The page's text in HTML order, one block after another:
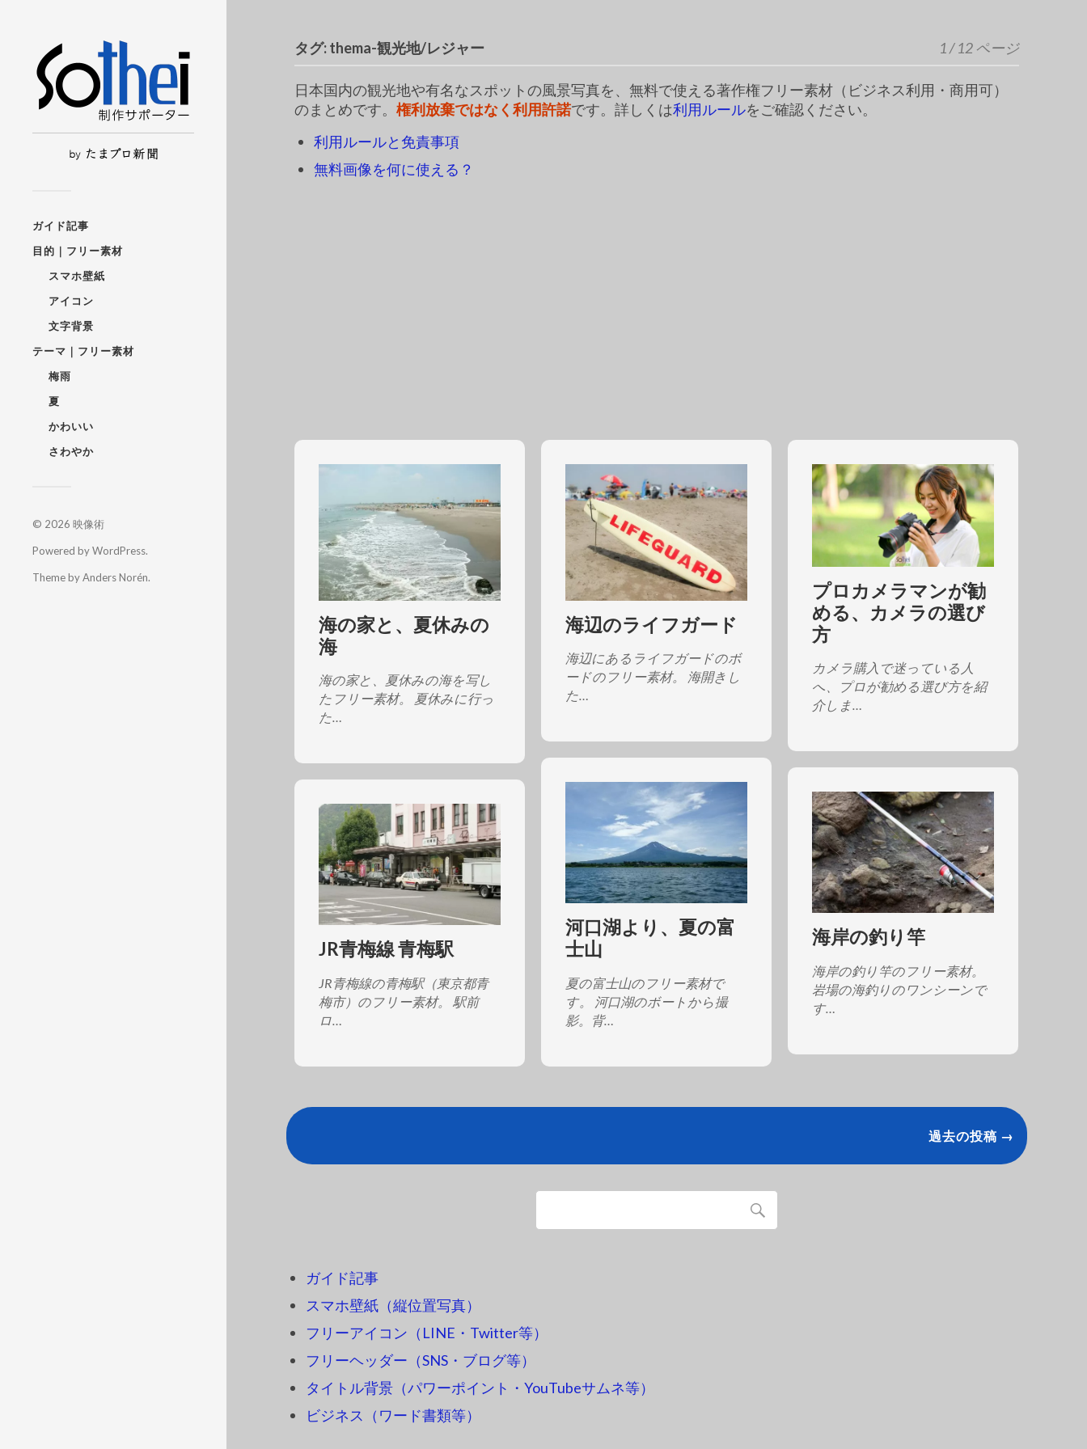
ガイド記事
目的｜フリー素材
スマホ壁紙
アイコン
文字背景
テーマ｜フリー素材
梅雨
夏
かわいい
さわやか
© 2026 映像術
Powered byWordPress.
Theme byAnders Norén.
タグ:thema-観光地/レジャー 1 / 12 ページ
日本国内の観光地や有名なスポットの風景写真を、無料で使える著作権フリー素材（ビジネス利用・商用可）
のまとめです。権利放棄ではなく利用許諾です。詳しくは利用ルールをご確認ください。
利用ルールと免責事項
無料画像を何に使える？
海の家と、夏休みの
海
海の家と、夏休みの海を写し
たフリー素材。 夏休みに行っ
た…
海辺のライフガード
海辺にあるライフガードのボ
ードのフリー素材。 海開きし
た…
プロカメラマンが勧
める、カメラの選び
方
カメラ購入で迷っている人
へ、プロが勧める選び方を紹
介しま…
河口湖より、夏の富
士山
夏の富士山のフリー素材で
す。 河口湖のボートから撮
影。背…
海岸の釣り竿
海岸の釣り竿のフリー素材。
岩場の海釣りのワンシーンで
す…
JR青梅線 青梅駅
JR青梅線の青梅駅（東京都青
梅市）のフリー素材。 駅前
ロ…
過去の投稿 →
ガイド記事
スマホ壁紙（縦位置写真）
フリーアイコン（LINE・Twitter等）
フリーヘッダー（SNS・ブログ等）
タイトル背景（パワーポイント・YouTubeサムネ等）
ビジネス（ワード書類等）